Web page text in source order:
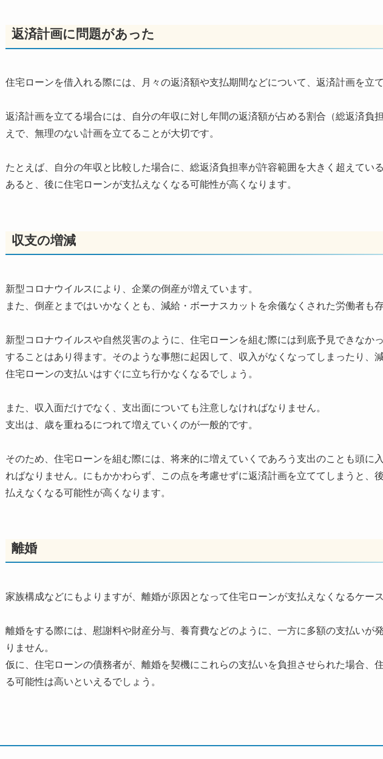
返済計画に問題があった
住宅ローンを借入れる際には、月々の返済額や支払期間などについて、返済計画を立
返済計画を立てる場合には、自分の年収に対し年間の返済額が占める割合（総返済負
えで、無理のない計画を立てることが大切です。
たとえば、自分の年収と比較した場合に、総返済負担率が許容範囲を大きく超えてい
あると、後に住宅ローンが支払えなくなる可能性が高くなります。
収支の増減
新型コロナウイルスにより、企業の倒産が増えています。
また、倒産とまではいかなくとも、減給・ボーナスカットを余儀なくされた労働者も存
新型コロナウイルスや自然災害のように、住宅ローンを組む際には到底予見できなか
することはあり得ます。そのような事態に起因して、収入がなくなってしまったり、
住宅ローンの支払いはすぐに立ち行かなくなるでしょう。
また、収入面だけでなく、支出面についても注意しなければなりません。
支出は、歳を重ねるにつれて増えていくのが一般的です。
そのため、住宅ローンを組む際には、将来的に増えていくであろう支出のことも頭に
ればなりません。にもかかわらず、この点を考慮せずに返済計画を立ててしまうと、
払えなくなる可能性が高くなります。
離婚
家族構成などにもよりますが、離婚が原因となって住宅ローンが支払えなくなるケース
離婚をする際には、慰謝料や財産分与、養育費などのように、一方に多額の支払いが
りません。
仮に、住宅ローンの債務者が、離婚を契機にこれらの支払いを負担させられた場合、
る可能性は高いといえるでしょう。